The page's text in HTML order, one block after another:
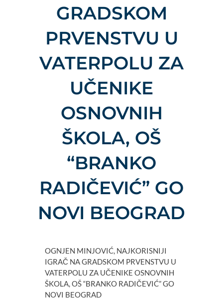
GRADSKOM
PRVENSTVU U
VATERPOLU ZA
UČENIKE
OSNOVNIH
ŠKOLA, OŠ
“BRANKO
RADIČEVIĆ” GO
NOVI BEOGRAD
OGNJEN MINJOVIĆ, NAJKORISNIJI
IGRAČ NA GRADSKOM PRVENSTVU U
VATERPOLU ZA UČENIKE OSNOVNIH
ŠKOLA, OŠ “BRANKO RADIČEVIĆ” GO
NOVI BEOGRAD